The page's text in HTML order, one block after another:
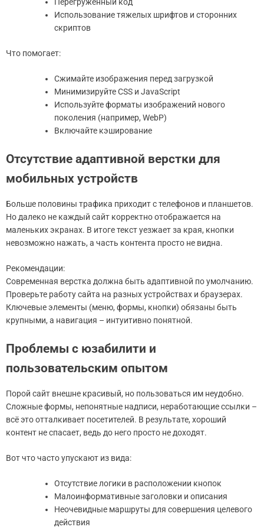
Использование тяжелых шрифтов и сторонних
скриптов
Что помогает:
Сжимайте изображения перед загрузкой
Минимизируйте CSS и JavaScript
Используйте форматы изображений нового
поколения (например, WebP)
Включайте кэширование
Отсутствие адаптивной верстки для
мобильных устройств
Больше половины трафика приходит с телефонов и планшетов.
Но далеко не каждый сайт корректно отображается на
маленьких экранах. В итоге текст уезжает за края, кнопки
невозможно нажать, а часть контента просто не видна.
Рекомендации:
Современная верстка должна быть адаптивной по умолчанию.
Проверьте работу сайта на разных устройствах и браузерах.
Ключевые элементы (меню, формы, кнопки) обязаны быть
крупными, а навигация – интуитивно понятной.
Проблемы с юзабилити и
пользовательским опытом
Порой сайт внешне красивый, но пользоваться им неудобно.
Сложные формы, непонятные надписи, неработающие ссылки –
всё это отталкивает посетителей. В результате, хороший
контент не спасает, ведь до него просто не доходят.
Вот что часто упускают из вида:
Отсутствие логики в расположении кнопок
Малоинформативные заголовки и описания
Неочевидные маршруты для совершения целевого
действия